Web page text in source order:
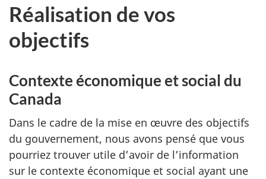
Réalisation de vos
objectifs
Contexte économique et social du
Canada
Dans le cadre de la mise en œuvre des objectifs
du gouvernement, nous avons pensé que vous
pourriez trouver utile d’avoir de l’information
sur le contexte économique et social ayant une